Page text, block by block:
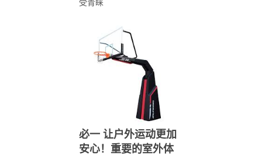
受青睐
必一 让户外运动更加
安心！重要的室外体